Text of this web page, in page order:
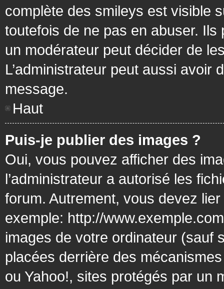
complète des smileys est visible
toutefois de ne pas en abuser.
un modérateur peut décider de
L’administrateur peut aussi avoir
message.
Haut
Puis-je publier des images ?
Oui, vous pouvez afficher des
l’administrateur a autorisé les
forum. Autrement, vous devez
exemple: http://
images de votre ordinateur (sauf
placées derrière des
ou Yahoo!, sites protégés par un